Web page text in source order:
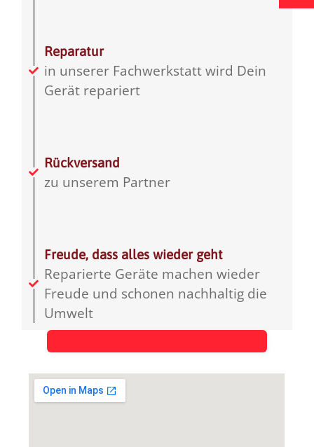
Reparatur
in unserer Fachwerkstatt wird Dein
Gerät repariert
Rückversand
zu unserem Partner
Freude, dass alles wieder geht
Reparierte Geräte machen wieder
Freude und schonen nachhaltig die
Umwelt